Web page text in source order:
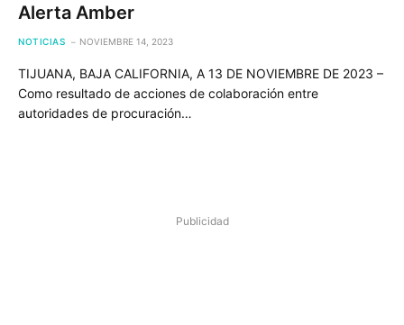
Alerta Amber
NOTICIAS NOVIEMBRE 14, 2023
TIJUANA, BAJA CALIFORNIA, A 13 DE NOVIEMBRE DE 2023 –
Como resultado de acciones de colaboración entre
autoridades de procuración…
Publicidad